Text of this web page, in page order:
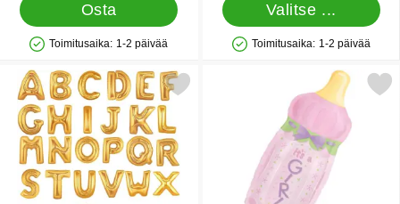
Osta
Saatavuus: Varastossa
Toimitusaika: 1-2 päivää
Valitse ...
Saatavuus: Varastossa
Toimitusaika: 1-2 päivää
Merkitse kirjeilmapallo Kulta suosikiksiMerkitse it's Girl